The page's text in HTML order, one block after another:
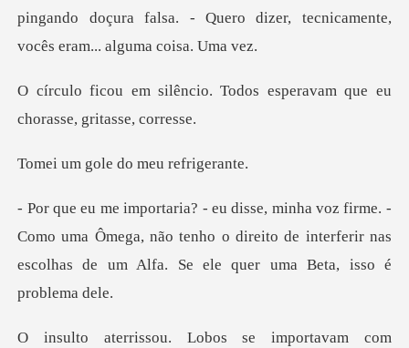
pingando doçura falsa. - Quero dizer, tec
. Todos esperavam que eu
ch
le do meu r
Como uma Ômega, não tenho o direito de interferir nas
escol
vam com